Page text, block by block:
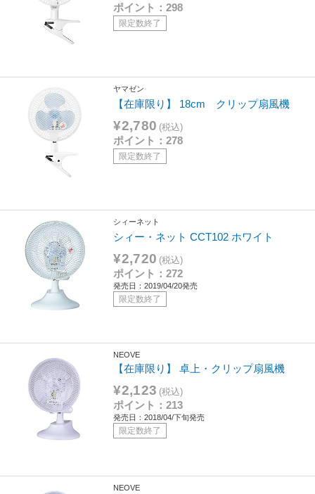
ポイント：298
限定数終了
ヤマゼン
【在庫限り】 18cm クリップ扇風機
¥2,780 (税込)
ポイント：278
限定数終了
シィーネット
シィー・ネット CCT102 ホワイト
¥2,720 (税込)
ポイント：272
発売日：2019/04/20発売
限定数終了
NEOVE
【在庫限り】 卓上・クリップ扇風機
¥2,123 (税込)
ポイント：213
発売日：2018/04/下旬発売
限定数終了
NEOVE